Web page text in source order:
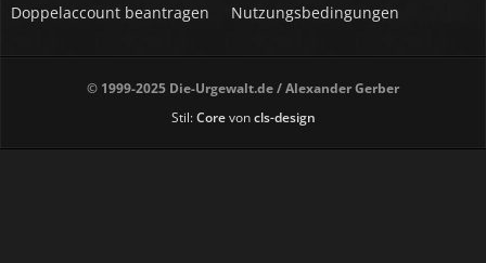
Doppelaccount beantragen Nutzungsbedingungen
© 1999-2025 Die-Urgewalt.de / Alexander Gerber
Stil:Corevoncls-design